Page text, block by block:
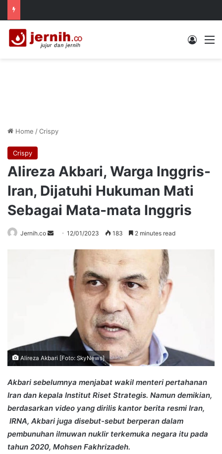
Log In
Home /Crispy
Crispy
Alireza Akbari, Warga Inggris-
Iran, Dijatuhi Hukuman Mati
Sebagai Mata-mata Inggris
Jernih.co
Send12/01/2023 183 2 minutes read
Alireza Akbari [Foto: SkyNews]
Akbari sebelumnya menjabat wakil menteri pertahanan
Iran dan kepala Institut Riset Strategis. Namun demikian,
berdasarkan video yang dirilis kantor berita resmi Iran,
IRNA, Akbari juga disebut-sebut berperan dalam
pembunuhan ilmuwan nuklir terkemuka negara itu pada
tahun 2020, Mohsen Fakhrizadeh.